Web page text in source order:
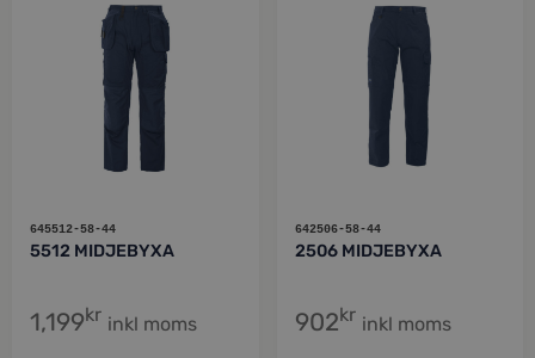
645512-58-44
5512 MIDJEBYXA
1,199kr inkl moms
642506-58-44
2506 MIDJEBYXA
902kr inkl moms